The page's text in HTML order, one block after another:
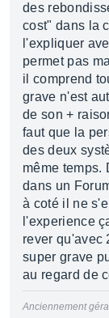
des
cost" dans la
l'expliquer
permet pas
il comprend
grave n'est
de son +
faut que la
des deux
même temps.
dans un
à coté il ne
l'experience
rever qu'avec
super grave
au regard de
Anciennement